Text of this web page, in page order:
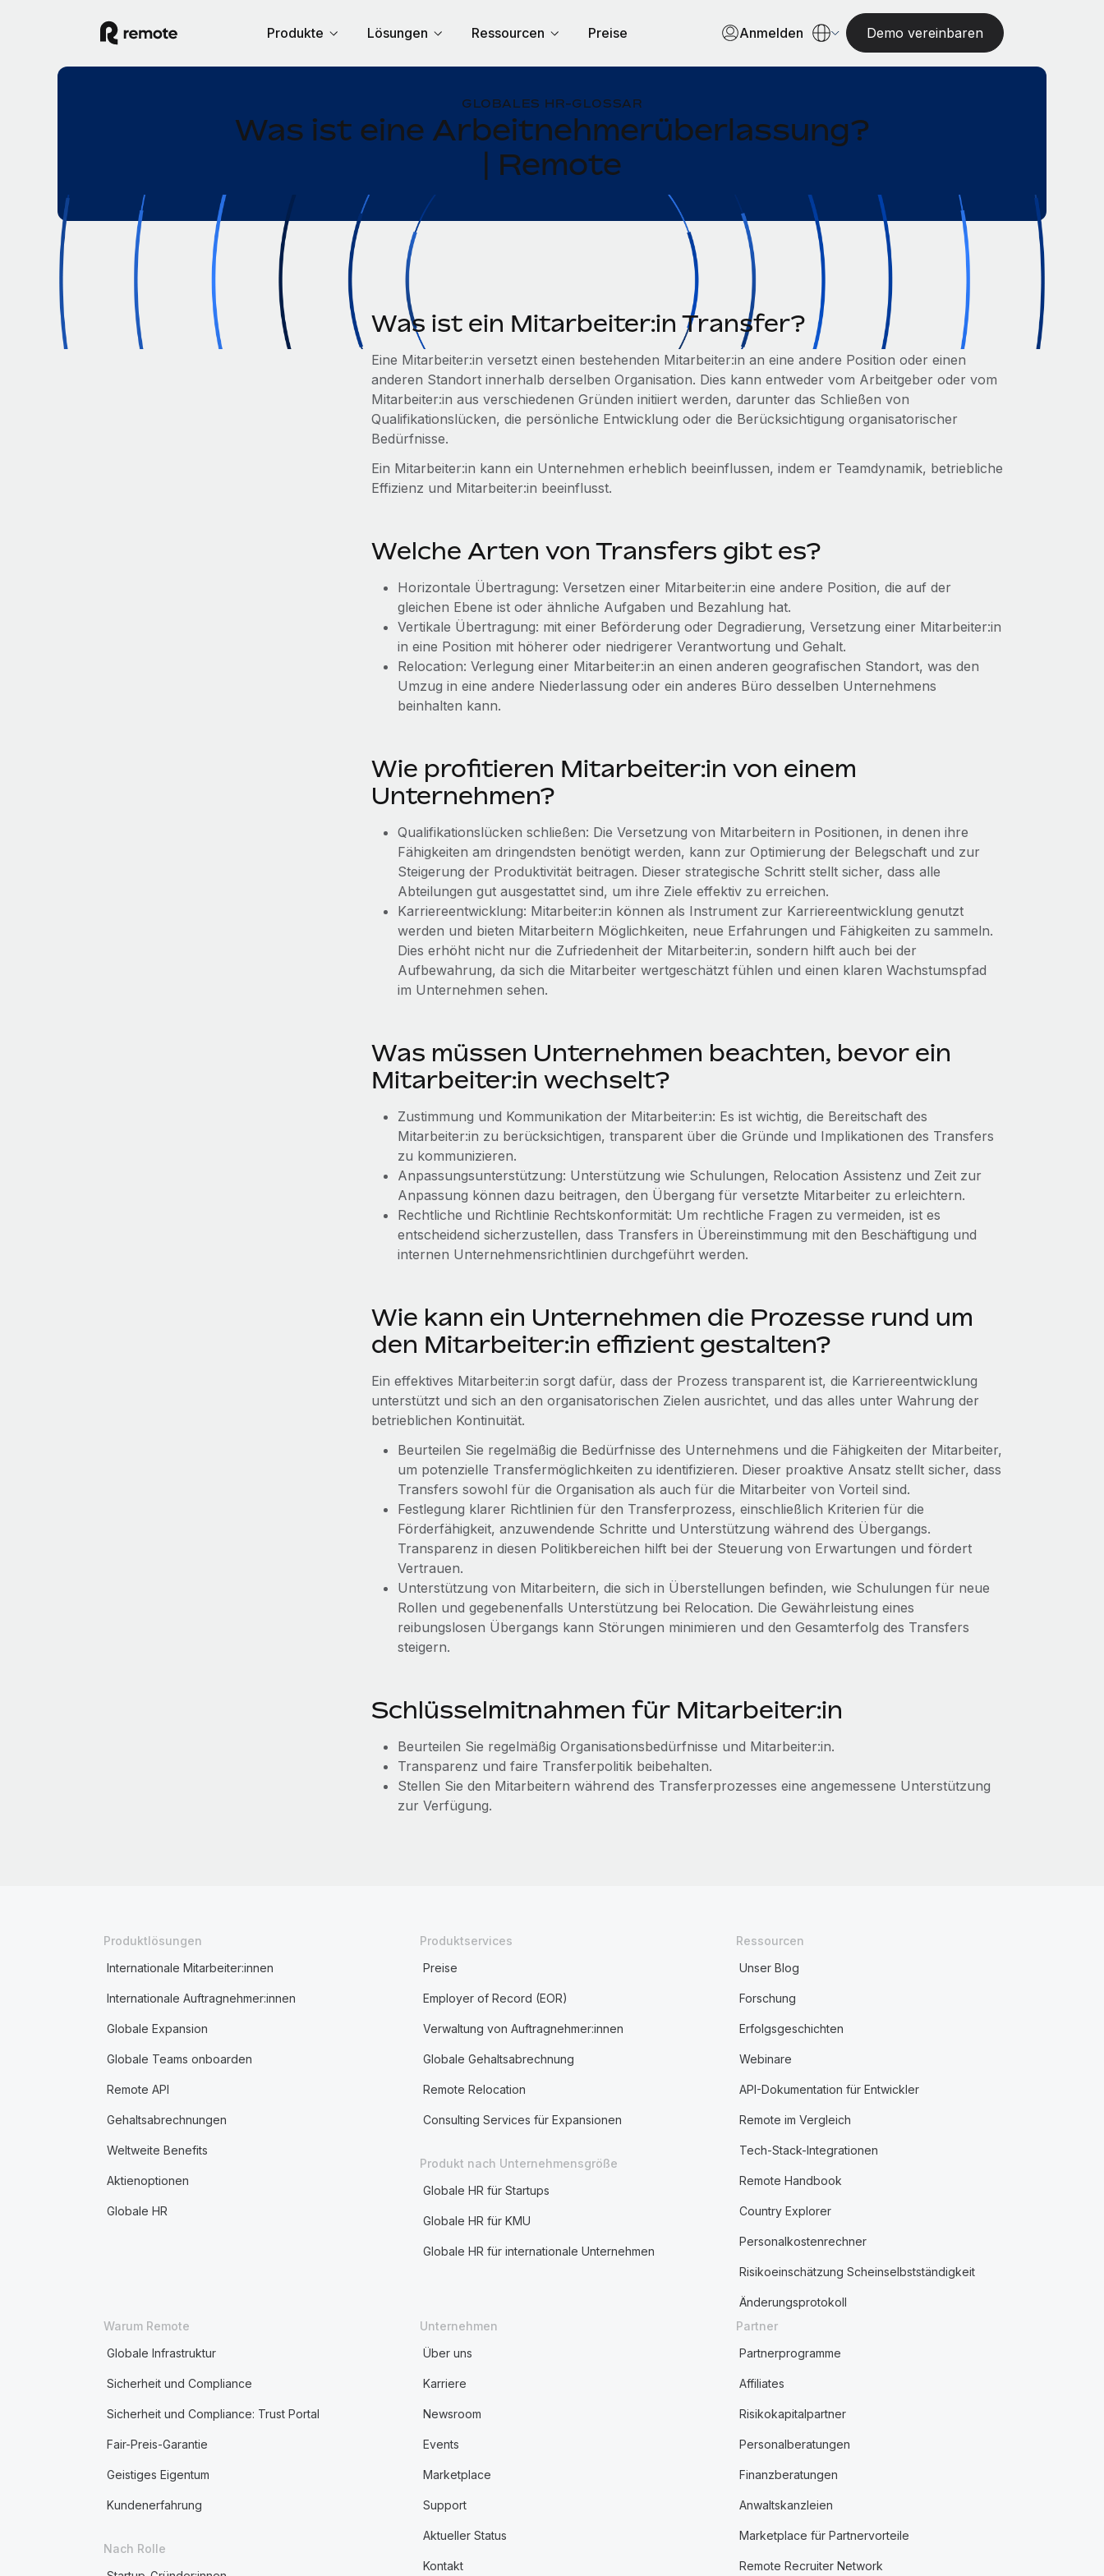
Produkte Lösungen Ressourcen Preise Anmelden Demo vereinbaren
GLOBALES HR-GLOSSAR
Was ist eine Arbeitnehmerüberlassung?
| Remote
Was ist ein Mitarbeiter:in Transfer?
Eine Mitarbeiter:in versetzt einen bestehenden Mitarbeiter:in an eine andere Position oder einen
anderen Standort innerhalb derselben Organisation. Dies kann entweder vom Arbeitgeber oder vom
Mitarbeiter:in aus verschiedenen Gründen initiiert werden, darunter das Schließen von
Qualifikationslücken, die persönliche Entwicklung oder die Berücksichtigung organisatorischer
Bedürfnisse.
Ein Mitarbeiter:in kann ein Unternehmen erheblich beeinflussen, indem er Teamdynamik, betriebliche
Effizienz und Mitarbeiter:in beeinflusst.
Welche Arten von Transfers gibt es?
Horizontale Übertragung: Versetzen einer Mitarbeiter:in eine andere Position, die auf der
gleichen Ebene ist oder ähnliche Aufgaben und Bezahlung hat.
Vertikale Übertragung: mit einer Beförderung oder Degradierung, Versetzung einer Mitarbeiter:in
in eine Position mit höherer oder niedrigerer Verantwortung und Gehalt.
Relocation: Verlegung einer Mitarbeiter:in an einen anderen geografischen Standort, was den
Umzug in eine andere Niederlassung oder ein anderes Büro desselben Unternehmens
beinhalten kann.
Wie profitieren Mitarbeiter:in von einem
Unternehmen?
Qualifikationslücken schließen: Die Versetzung von Mitarbeitern in Positionen, in denen ihre
Fähigkeiten am dringendsten benötigt werden, kann zur Optimierung der Belegschaft und zur
Steigerung der Produktivität beitragen. Dieser strategische Schritt stellt sicher, dass alle
Abteilungen gut ausgestattet sind, um ihre Ziele effektiv zu erreichen.
Karriereentwicklung: Mitarbeiter:in können als Instrument zur Karriereentwicklung genutzt
werden und bieten Mitarbeitern Möglichkeiten, neue Erfahrungen und Fähigkeiten zu sammeln.
Dies erhöht nicht nur die Zufriedenheit der Mitarbeiter:in, sondern hilft auch bei der
Aufbewahrung, da sich die Mitarbeiter wertgeschätzt fühlen und einen klaren Wachstumspfad
im Unternehmen sehen.
Was müssen Unternehmen beachten, bevor ein
Mitarbeiter:in wechselt?
Zustimmung und Kommunikation der Mitarbeiter:in: Es ist wichtig, die Bereitschaft des
Mitarbeiter:in zu berücksichtigen, transparent über die Gründe und Implikationen des Transfers
zu kommunizieren.
Anpassungsunterstützung: Unterstützung wie Schulungen, Relocation Assistenz und Zeit zur
Anpassung können dazu beitragen, den Übergang für versetzte Mitarbeiter zu erleichtern.
Rechtliche und Richtlinie Rechtskonformität: Um rechtliche Fragen zu vermeiden, ist es
entscheidend sicherzustellen, dass Transfers in Übereinstimmung mit den Beschäftigung und
internen Unternehmensrichtlinien durchgeführt werden.
Wie kann ein Unternehmen die Prozesse rund um
den Mitarbeiter:in effizient gestalten?
Ein effektives Mitarbeiter:in sorgt dafür, dass der Prozess transparent ist, die Karriereentwicklung
unterstützt und sich an den organisatorischen Zielen ausrichtet, und das alles unter Wahrung der
betrieblichen Kontinuität.
Beurteilen Sie regelmäßig die Bedürfnisse des Unternehmens und die Fähigkeiten der Mitarbeiter,
um potenzielle Transfermöglichkeiten zu identifizieren. Dieser proaktive Ansatz stellt sicher, dass
Transfers sowohl für die Organisation als auch für die Mitarbeiter von Vorteil sind.
Festlegung klarer Richtlinien für den Transferprozess, einschließlich Kriterien für die
Förderfähigkeit, anzuwendende Schritte und Unterstützung während des Übergangs.
Transparenz in diesen Politikbereichen hilft bei der Steuerung von Erwartungen und fördert
Vertrauen.
Unterstützung von Mitarbeitern, die sich in Überstellungen befinden, wie Schulungen für neue
Rollen und gegebenenfalls Unterstützung bei Relocation. Die Gewährleistung eines
reibungslosen Übergangs kann Störungen minimieren und den Gesamterfolg des Transfers
steigern.
Schlüsselmitnahmen für Mitarbeiter:in
Beurteilen Sie regelmäßig Organisationsbedürfnisse und Mitarbeiter:in.
Transparenz und faire Transferpolitik beibehalten.
Stellen Sie den Mitarbeitern während des Transferprozesses eine angemessene Unterstützung
zur Verfügung.
Produktlösungen
Internationale Mitarbeiter:innen
Internationale Auftragnehmer:innen
Globale Expansion
Globale Teams onboarden
Remote API
Gehaltsabrechnungen
Weltweite Benefits
Aktienoptionen
Globale HR
Produktservices
Preise
Employer of Record (EOR)
Verwaltung von Auftragnehmer:innen
Globale Gehaltsabrechnung
Remote Relocation
Consulting Services für Expansionen
Produkt nach Unternehmensgröße
Globale HR für Startups
Globale HR für KMU
Globale HR für internationale Unternehmen
Ressourcen
Unser Blog
Forschung
Erfolgsgeschichten
Webinare
API-Dokumentation für Entwickler
Remote im Vergleich
Tech-Stack-Integrationen
Remote Handbook
Country Explorer
Personalkostenrechner
Risikoeinschätzung Scheinselbstständigkeit
Änderungsprotokoll
Warum Remote
Globale Infrastruktur
Sicherheit und Compliance
Sicherheit und Compliance: Trust Portal
Fair-Preis-Garantie
Geistiges Eigentum
Kundenerfahrung
Nach Rolle
Unternehmen
Über uns
Karriere
Newsroom
Events
Marketplace
Support
Aktueller Status
Kontakt
Partner
Partnerprogramme
Affiliates
Risikokapitalpartner
Personalberatungen
Finanzberatungen
Anwaltskanzleien
Marketplace für Partnervorteile
Remote Recruiter Network